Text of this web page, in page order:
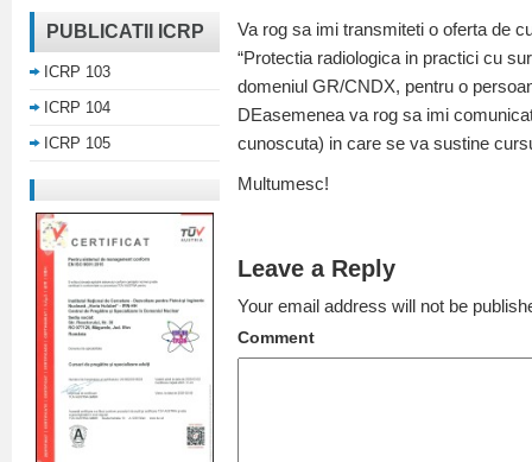
Va rog sa imi transmiteti o oferta de
“Protectia radiologica in practici cu
domeniul GR/CNDX, pentru o
DEasemenea va rog sa imi
cunoscuta) in care se va sustine
Multumesc!
Leave a Reply
Your email address will not be
Comment
PUBLICATII ICRP
ICRP 103
ICRP 104
ICRP 105